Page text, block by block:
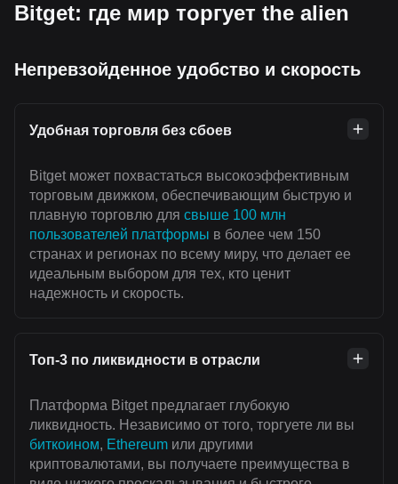
Bitget: где мир торгует the alien
Непревзойденное удобство и скорость
Удобная торговля без сбоев
Bitget может похвастаться высокоэффективным
торговым движком, обеспечивающим быструю и
плавную торговлю для свыше 100 млн
пользователей платформы в более чем 150
странах и регионах по всему миру, что делает ее
идеальным выбором для тех, кто ценит
надежность и скорость.
Топ-3 по ликвидности в отрасли
Платформа Bitget предлагает глубокую
ликвидность. Независимо от того, торгуете ли вы
биткоином, Ethereum или другими
криптовалютами, вы получаете преимущества в